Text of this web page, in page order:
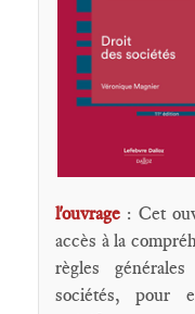
l'ouvrage : Cet
accès à la
règles
sociétés, pour